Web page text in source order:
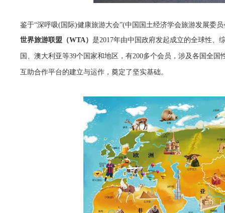
鉴于“深呼吸(国际)健康旅游大会”(中国国土经济学会旅游发展委
世界旅游联盟（WTA） 是2017年由中国政府发起成立的全球性、
国、澳大利亚等39个国家和地区，有200多个会员，涉及各国全
互助合作平台的建立与运作，奠定了坚实基础。